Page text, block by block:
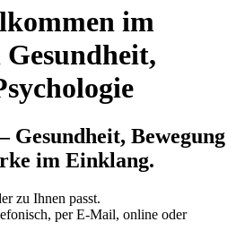
im
Gesundheit, Bewegung
im Einklang.
zu Ihnen passt.
per E‑Mail, online oder